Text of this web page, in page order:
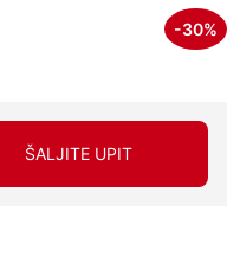
-30%
ŠALJITE UPIT